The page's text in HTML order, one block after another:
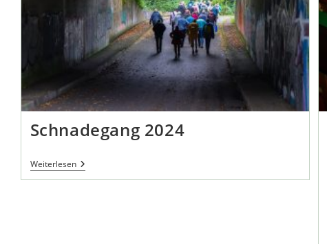
Schnadegang 2024
WeiterlesenSchnadegang
2024